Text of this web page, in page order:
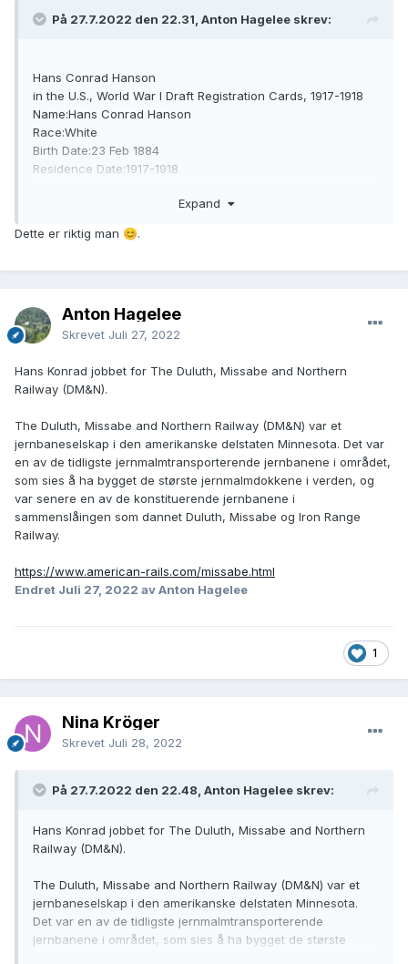
På 27.7.2022 den 22.31, Anton Hagelee skrev:
Hans Conrad Hanson
in the U.S., World War I Draft Registration Cards, 1917-1918
Name:Hans Conrad Hanson
Race:White
Birth Date:23 Feb 1884
Residence Date:1917-1918
Residence Place:Duluth, St Louis, Minnesota, USA
Physical Build:Medium
Relative:Mrs Jaren Hanson
Expand
Dette er riktig man 😊.
Anton Hagelee
Skrevet Juli 27, 2022
Hans Konrad jobbet for The Duluth, Missabe and Northern
Railway (DM&N).
The Duluth, Missabe and Northern Railway (DM&N) var et
jernbaneselskap i den amerikanske delstaten Minnesota. Det var
en av de tidligste jernmalmtransporterende jernbanene i området,
som sies å ha bygget de største jernmalmdokkene i verden, og
var senere en av de konstituerende jernbanene i
sammenslåingen som dannet Duluth, Missabe og Iron Range
Railway.
https://www.american-rails.com/missabe.html
Endret Juli 27, 2022 av Anton Hagelee
1
Nina Kröger
Skrevet Juli 28, 2022
På 27.7.2022 den 22.48, Anton Hagelee skrev:
Hans Konrad jobbet for The Duluth, Missabe and Northern
Railway (DM&N).
The Duluth, Missabe and Northern Railway (DM&N) var et
jernbaneselskap i den amerikanske delstaten Minnesota.
Det var en av de tidligste jernmalmtransporterende
jernbanene i området, som sies å ha bygget de største